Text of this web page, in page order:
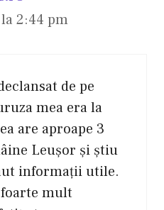
2:44 pm
de pe
mea era la
are aproape 3
Leușor și știu
informații utile.
mult